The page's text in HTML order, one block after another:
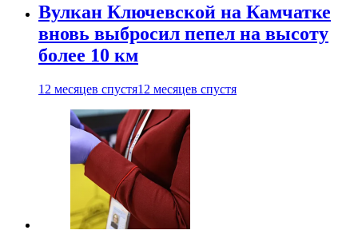
Вулкан Ключевской на Камчатке
вновь выбросил пепел на высоту
более 10 км
12 месяцев спустя12 месяцев спустя